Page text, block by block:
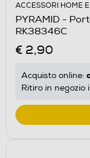
ACCESSORI HOME
PYRAMID -
RK38346C
€ 2,90
Acquisto online:
Ritiro in